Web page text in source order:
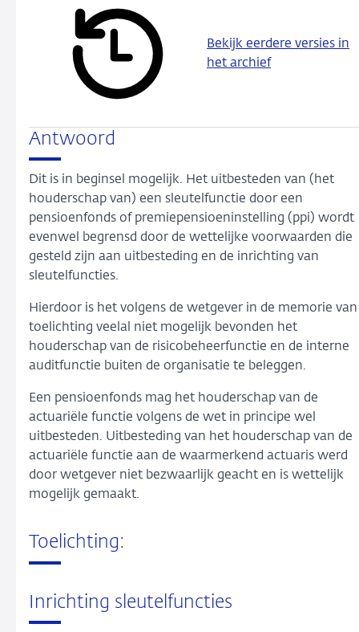
Bekijk eerdere versies in
het archief
Antwoord
Dit is in beginsel mogelijk. Het uitbesteden van (het
houderschap van) een sleutelfunctie door een
pensioenfonds of premiepensioeninstelling (ppi) wordt
evenwel begrensd door de wettelijke voorwaarden die
gesteld zijn aan uitbesteding en de inrichting van
sleutelfuncties.
Hierdoor is het volgens de wetgever in de memorie van
toelichting veelal niet mogelijk bevonden het
houderschap van de risicobeheerfunctie en de interne
auditfunctie buiten de organisatie te beleggen.
Een pensioenfonds mag het houderschap van de
actuariële functie volgens de wet in principe wel
uitbesteden. Uitbesteding van het houderschap van de
actuariële functie aan de waarmerkend actuaris werd
door wetgever niet bezwaarlijk geacht en is wettelijk
mogelijk gemaakt.
Toelichting:
Inrichting sleutelfuncties